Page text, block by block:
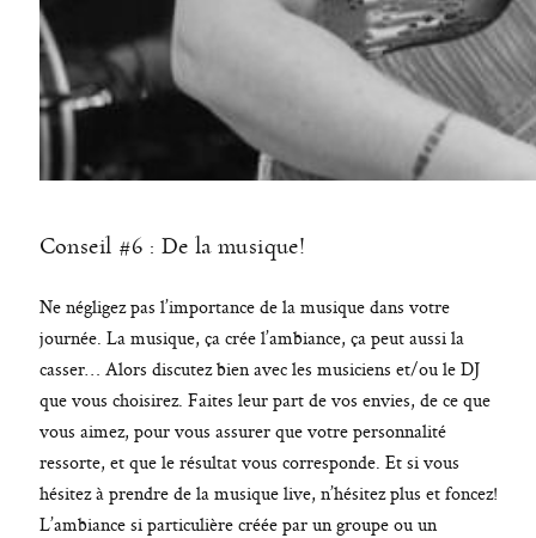
Conseil #6 : De la musique!
Ne négligez pas l’importance de la musique dans votre
journée. La musique, ça crée l’ambiance, ça peut aussi la
casser… Alors discutez bien avec les musiciens et/ou le DJ
que vous choisirez. Faites leur part de vos envies, de ce que
vous aimez, pour vous assurer que votre personnalité
ressorte, et que le résultat vous corresponde. Et si vous
hésitez à prendre de la musique live, n’hésitez plus et foncez!
L’ambiance si particulière créée par un groupe ou un